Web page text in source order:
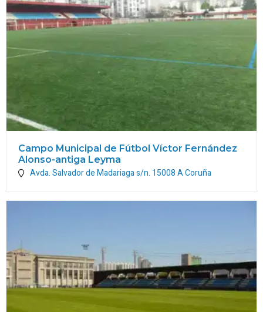
Campo Municipal de Fútbol Víctor Fernández
Alonso-antiga Leyma
Avda. Salvador de Madariaga s/n. 15008A Coruña